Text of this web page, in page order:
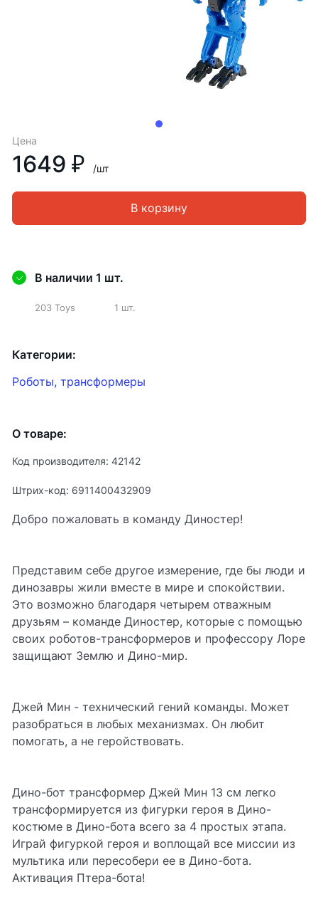
Цена
1649 ₽ /шт
В корзину
Категории:
Роботы, трансформеры
О товаре:
Код производителя: 42142
Штрих-код: 6911400432909
Добро пожаловать в команду Диностер!
Представим себе другое измерение, где бы люди и
динозавры жили вместе в мире и спокойствии.
Это возможно благодаря четырем отважным
друзьям – команде Диностер, которые с помощью
своих роботов-трансформеров и профессору Лоре
защищают Землю и Дино-мир.
Джей Мин - технический гений команды. Может
разобраться в любых механизмах. Он любит
помогать, а не геройствовать.
Дино-бот трансформер Джей Мин 13 см легко
трансформируется из фигурки героя в Дино-
костюме в Дино-бота всего за 4 простых этапа.
Играй фигуркой героя и воплощай все миссии из
мультика или пересобери ее в Дино-бота.
Активация Птера-бота!
В наличии 1 шт.
203 Toys 1 шт.